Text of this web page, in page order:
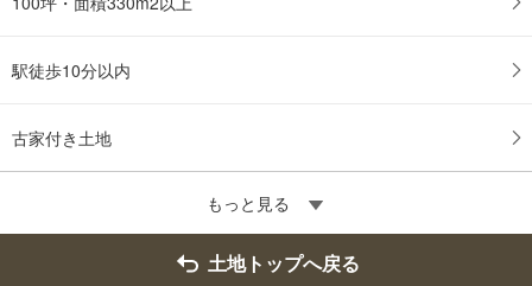
駅徒歩10分以内
古家付き土地
もっと見る
土地トップへ戻る